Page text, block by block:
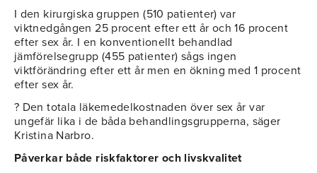
I den kirurgiska gruppen (510 patienter) var
viktnedgången 25 procent efter ett år och 16 procent
efter sex år. I en konventionellt behandlad
jämförelsegrupp (455 patienter) sågs ingen
viktförändring efter ett år men en ökning med 1 procent
efter sex år.
? Den totala läkemedelkostnaden över sex år var
ungefär lika i de båda behandlingsgrupperna, säger
Kristina Narbro.
Påverkar både riskfaktorer och livskvalitet